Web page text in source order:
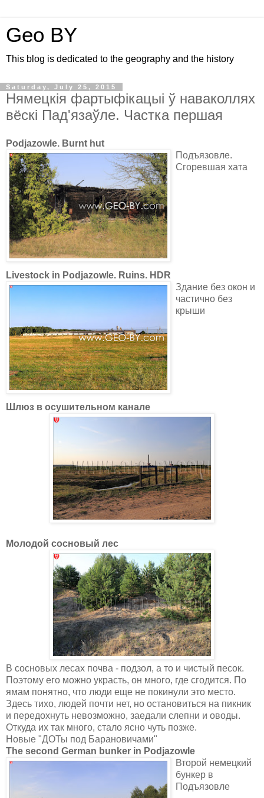
Geo BY
This blog is dedicated to the geography and the history
Saturday, July 25, 2015
Нямецкія фартыфікацыі ў наваколлях
вёскі Пад'язаўле. Частка першая
Podjazowle. Burnt hut
Подъязовле.
Сгоревшая хата
Livestock in Podjazowle. Ruins. HDR
Здание без окон и
частично без
крыши
Шлюз в осушительном канале
Молодой сосновый лес
В сосновых лесах почва - подзол, а то и чистый песок.
Поэтому его можно украсть, он много, где сгодится. По
ямам понятно, что люди еще не покинули это место.
Здесь тихо, людей почти нет, но остановиться на пикник
и передохнуть невозможно, заедали слепни и оводы.
Откуда их так много, стало ясно чуть позже.
Новые "ДОТы под Барановичами"
The second German bunker in Podjazowle
Второй немецкий
бункер в
Подъязовле